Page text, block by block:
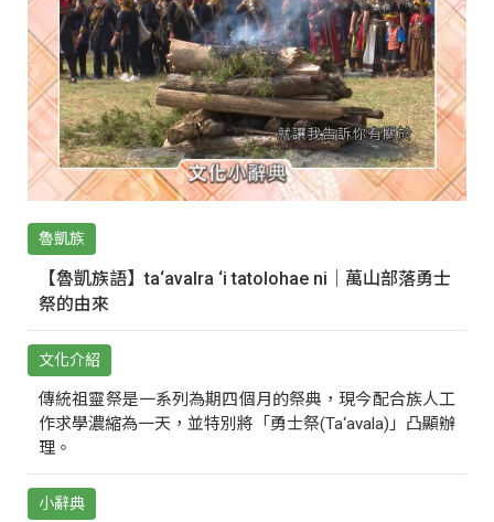
魯凱族
【魯凱族語】ta‘avalra ‘i tatolohae ni｜萬山部落勇士
祭的由來
文化介紹
傳統祖靈祭是一系列為期四個月的祭典，現今配合族人工
作求學濃縮為一天，並特別將「勇士祭(Ta‘avala)」凸顯辦
理。
小辭典